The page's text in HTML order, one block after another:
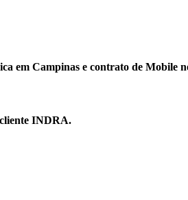
em Campinas e contrato de Mobile
INDRA.